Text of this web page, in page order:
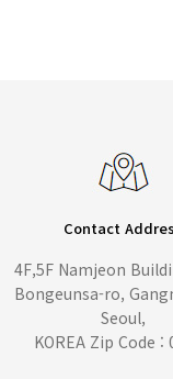
Contact
4F,5F Namjeon
Bongeunsa-ro,
Seoul,
KOREA Zip Code :